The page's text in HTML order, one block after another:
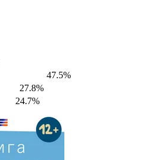
47.5%
27.8%
24.7%